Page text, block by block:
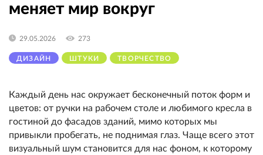
меняет мир вокруг
ДИЗАЙН ШТУКИ ТВОРЧЕСТВО
29.05.2026 273
Каждый день нас окружает бесконечный поток форм и
цветов: от ручки на рабочем столе и любимого кресла в
гостиной до фасадов зданий, мимо которых мы
привыкли пробегать, не поднимая глаз. Чаще всего этот
визуальный шум становится для нас фоном, к которому